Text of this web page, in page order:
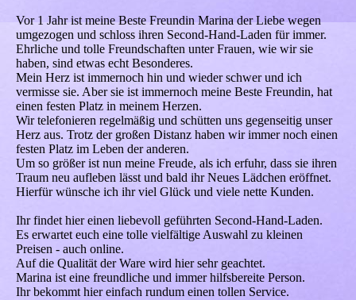
Vor 1 Jahr ist meine Beste Freundin Marina der Liebe wegen
umgezogen und schloss ihren Second-Hand-Laden für immer.
Ehrliche und tolle Freundschaften unter Frauen, wie wir sie
haben, sind etwas echt Besonderes.
Mein Herz ist immernoch hin und wieder schwer und ich
vermisse sie. Aber sie ist immernoch meine Beste Freundin, hat
einen festen Platz in meinem Herzen.
Wir telefonieren regelmäßig und schütten uns gegenseitig unser
Herz aus. Trotz der großen Distanz haben wir immer noch einen
festen Platz im Leben der anderen.
Um so größer ist nun meine Freude, als ich erfuhr, dass sie ihren
Traum neu aufleben lässt und bald ihr Neues Lädchen eröffnet.
Hierfür wünsche ich ihr viel Glück und viele nette Kunden.
Ihr findet hier einen liebevoll geführten Second-Hand-Laden.
Es erwartet euch eine tolle vielfältige Auswahl zu kleinen
Preisen - auch online.
Auf die Qualität der Ware wird hier sehr geachtet.
Marina ist eine freundliche und immer hilfsbereite Person.
Ihr bekommt hier einfach rundum einen tollen Service.